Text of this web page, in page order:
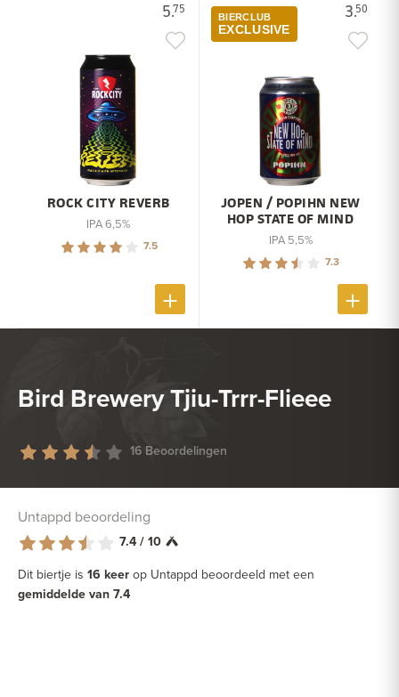
5.75
ROCK CITY REVERB
IPA 6,5%
7.5
3.50
BIERCLUB
EXCLUSIVE
JOPEN / POPIHN NEW
HOP STATE OF MIND
IPA 5,5%
7.3
Bird Brewery Tjiu-Trrr-Flieee
16 Beoordelingen
Untappd beoordeling
7.4 / 10
Dit biertje is 16 keer op Untappd beoordeeld met een
gemiddelde van 7.4